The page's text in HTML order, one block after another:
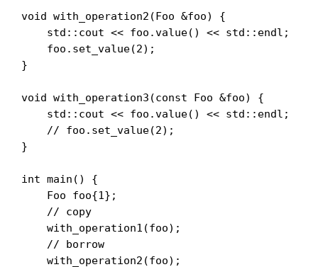
void with_operation2(Foo &foo) {
    std::cout << foo.value() << std::endl;
    foo.set_value(2);
}
void with_operation3(const Foo &foo) {
    std::cout << foo.value() << std::endl;
    // foo.set_value(2);
}
int main() {
    Foo foo{1};
    // copy
    with_operation1(foo);
    // borrow
    with_operation2(foo);